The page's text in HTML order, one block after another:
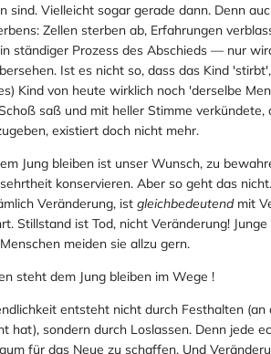
sind. Vielleicht sogar gerade dann. Denn
Zellen sterben ab, Erfahrungen
ständiger Prozess des Abschieds — nur
Ist es nicht so, dass das Kind
Kind von heute wirklich noch 'derselbe
saß und mit heller Stimme verkündete,
existiert doch nicht mehr.
Jung bleiben ist unser Wunsch, zu
konservieren. Aber so geht das
Veränderung, ist gleichbedeutendmit
Stillstand ist Tod, nicht Veränderung!
meiden sie allzu gern.
steht dem Jung bleiben im Wege !
entsteht nicht durch Festhalten
hat), sondern durch Loslassen. Denn jede
für das Neue zu schaffen. Und